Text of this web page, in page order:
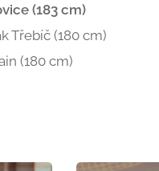
(183 cm)
Třebíč (180 cm)
(180 cm)